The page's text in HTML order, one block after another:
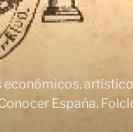
económicos,
España.